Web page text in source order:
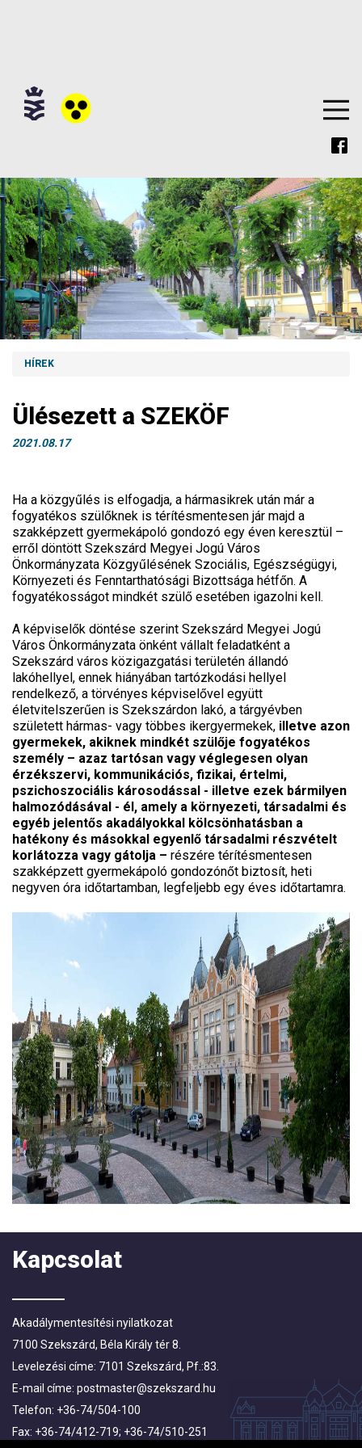
HÍREK
Ülésezett a SZEKÖF
2021.08.17
Ha a közgyűlés is elfogadja, a hármasikrek után már a
fogyatékos szülőknek is térítésmentesen jár majd a
szakképzett gyermekápoló gondozó egy éven keresztül –
erről döntött Szekszárd Megyei Jogú Város
Önkormányzata Közgyűlésének Szociális, Egészségügyi,
Környezeti és Fenntarthatósági Bizottsága hétfőn. A
fogyatékosságot mindkét szülő esetében igazolni kell.
A képviselők döntése szerint Szekszárd Megyei Jogú
Város Önkormányzata önként vállalt feladatként a
Szekszárd város közigazgatási területén állandó
lakóhellyel, ennek hiányában tartózkodási hellyel
rendelkező, a törvényes képviselővel együtt
életvitelszerűen is Szekszárdon lakó, a tárgyévben
született hármas- vagy többes ikergyermekek, illetve azon
gyermekek, akiknek mindkét szülője fogyatékos
személy – azaz tartósan vagy véglegesen olyan
érzékszervi, kommunikációs, fizikai, értelmi,
pszichoszociális károsodással - illetve ezek bármilyen
halmozódásával - él, amely a környezeti, társadalmi és
egyéb jelentős akadályokkal kölcsönhatásban a
hatékony és másokkal egyenlő társadalmi részvételt
korlátozza vagy gátolja – részére térítésmentesen
szakképzett gyermekápoló gondozónőt biztosít, heti
negyven óra időtartamban, legfeljebb egy éves időtartamra.
Kapcsolat
Akadálymentesítési nyilatkozat
7100 Szekszárd, Béla Király tér 8.
Levelezési címe: 7101 Szekszárd, Pf.:83.
E-mail címe: postmaster@szekszard.hu
Telefon: +36-74/504-100
Fax: +36-74/412-719; +36-74/510-251